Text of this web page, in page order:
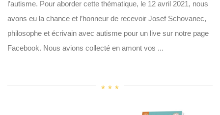
l’autisme. Pour aborder cette thématique, le 12 avril 2021, nous
avons eu la chance et l’honneur de recevoir Josef Schovanec,
philosophe et écrivain avec autisme pour un live sur notre page
Facebook. Nous avions collecté en amont vos ...